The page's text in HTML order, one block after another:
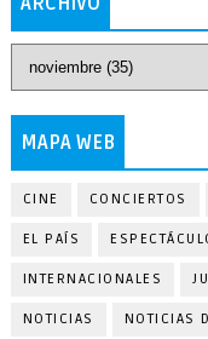
MAPA WEB
CINE CONCIERTOS
EL PAÍS
INTERNACIONALES
NOTICIAS NOTICIAS